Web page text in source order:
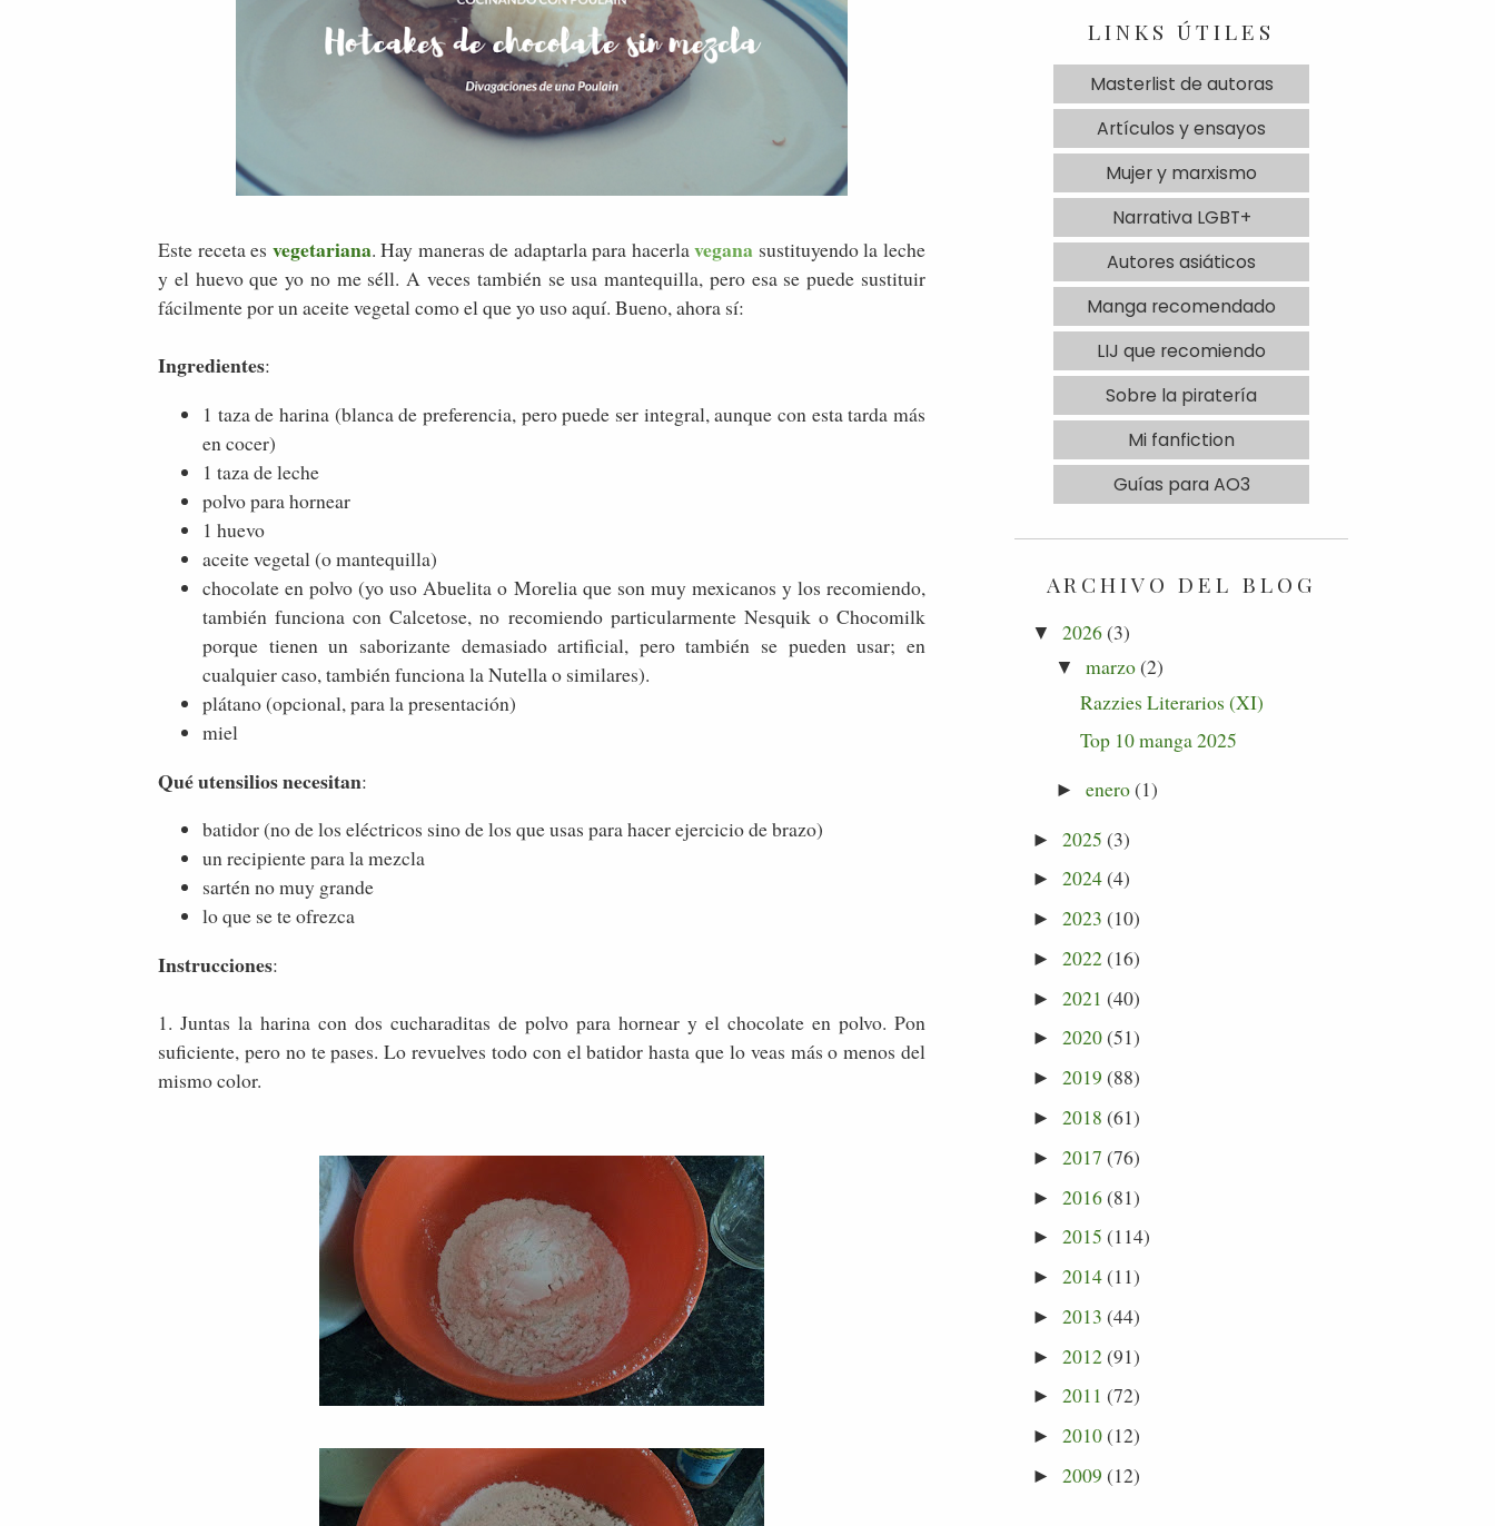
Este receta es vegetariana. Hay maneras de adaptarla para hacerlavegana sustituyendo la leche
y el huevo que yo no me séll. A veces también se usa mantequilla, pero esa se puede sustituir
fácilmente por un aceite vegetal como el que yo uso aquí. Bueno, ahora sí:
Ingredientes:
1 taza de harina (blanca de preferencia, pero puede ser integral, aunque con esta tarda más
en cocer)
1 taza de leche
polvo para hornear
1 huevo
aceite vegetal (o mantequilla)
chocolate en polvo (yo uso Abuelita o Morelia que son muy mexicanos y los recomiendo,
también funciona con Calcetose, no recomiendo particularmente Nesquik o Chocomilk
porque tienen un saborizante demasiado artificial, pero también se pueden usar; en
cualquier caso, también funciona la Nutella o similares).
plátano (opcional, para la presentación)
miel
Qué utensilios necesitan:
batidor (no de los eléctricos sino de los que usas para hacer ejercicio de brazo)
un recipiente para la mezcla
sartén no muy grande
lo que se te ofrezca
Instrucciones:
1. Juntas la harina con dos cucharaditas de polvo para hornear y el chocolate en polvo. Pon
suficiente, pero no te pases. Lo revuelves todo con el batidor hasta que lo veas más o menos del
mismo color.
LINKS ÚTILES
Masterlist de autoras
Artículos y ensayos
Mujer y marxismo
Narrativa LGBT+
Autores asiáticos
Manga recomendado
LIJ que recomiendo
Sobre la piratería
Mi fanfiction
Guías para AO3
ARCHIVO DEL BLOG
▼ 2026(3)
▼ marzo(2)
Razzies Literarios (XI)
Top 10 manga 2025
►enero(1)
► 2025 (3)
► 2024(4)
► 2023 (10)
► 2022(16)
► 2021 (40)
► 2020(51)
► 2019 (88)
► 2018 (61)
► 2017 (76)
► 2016(81)
► 2015 (114)
► 2014(11)
► 2013 (44)
► 2012(91)
► 2011 (72)
► 2010(12)
► 2009 (12)